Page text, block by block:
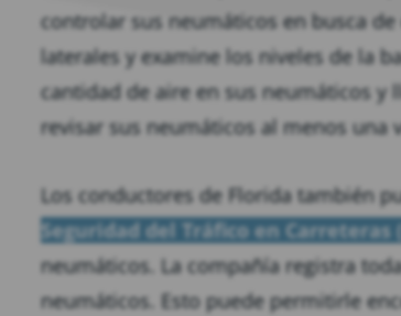
controlar sus neumáticos en busca
laterales y examine los niveles de la
cantidad de aire en sus neumáticos y
revisar sus neumáticos al menos una
Los conductores de Florida también
Seguridad del Tráfico en Carreteras
neumáticos. La compañía registra
neumáticos. Esto puede permitirle